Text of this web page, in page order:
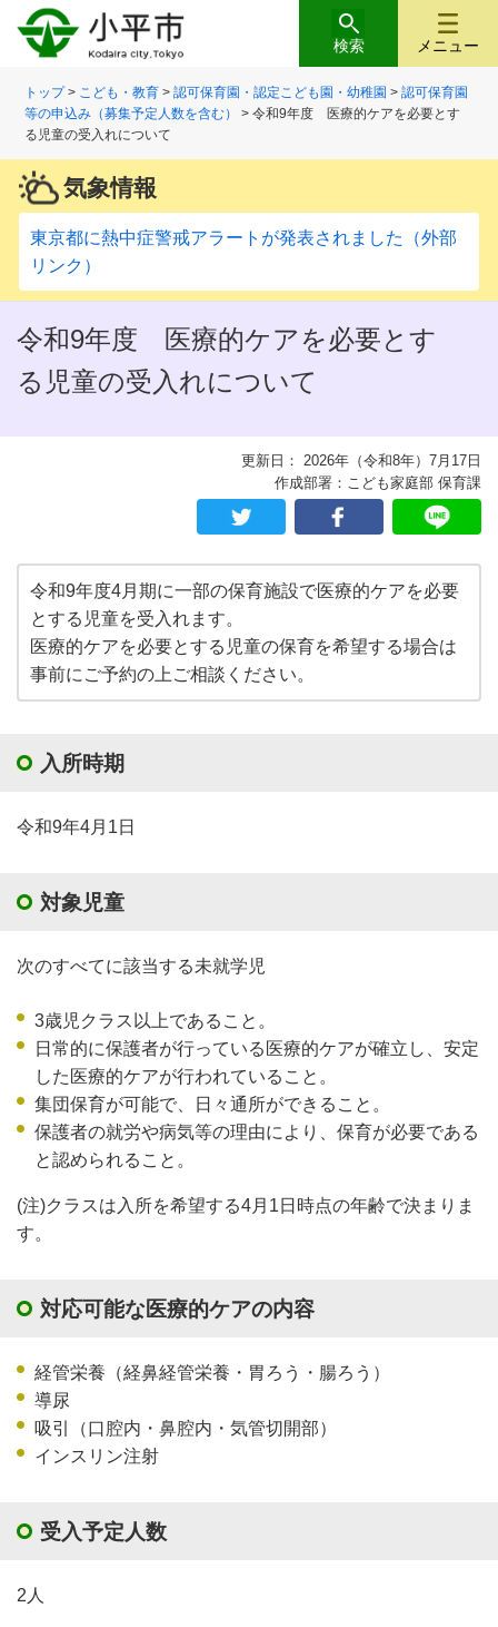
メニュー
検索
トップ> こども・教育 >認可保育園・認定こども園・幼稚園 >認可保育園
等の申込み（募集予定人数を含む）
> 令和9年度 医療的ケアを必要とす
る児童の受入れについて
気象情報
東京都に熱中症警戒アラートが発表されました（外部
リンク）
令和9年度 医療的ケアを必要とす
る児童の受入れについて
更新日： 2026年（令和8年）7月17日
作成部署：こども家庭部 保育課
令和9年度4月期に一部の保育施設で医療的ケアを必要
とする児童を受入れます。
医療的ケアを必要とする児童の保育を希望する場合は
事前にご予約の上ご相談ください。
入所時期
令和9年4月1日
対象児童
次のすべてに該当する未就学児
3歳児クラス以上であること。
日常的に保護者が行っている医療的ケアが確立し、安定
した医療的ケアが行われていること。
集団保育が可能で、日々通所ができること。
保護者の就労や病気等の理由により、保育が必要である
と認められること。
(注)クラスは入所を希望する4月1日時点の年齢で決まりま
す。
対応可能な医療的ケアの内容
経管栄養（経鼻経管栄養・胃ろう・腸ろう）
導尿
吸引（口腔内・鼻腔内・気管切開部）
インスリン注射
受入予定人数
2人